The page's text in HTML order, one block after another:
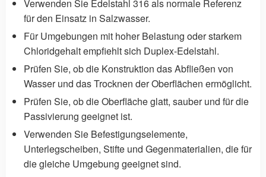
Verwenden Sie Edelstahl 316 als normale Referenz
für den Einsatz in Salzwasser.
Für Umgebungen mit hoher Belastung oder starkem
Chloridgehalt empfiehlt sich Duplex-Edelstahl.
Prüfen Sie, ob die Konstruktion das Abfließen von
Wasser und das Trocknen der Oberflächen ermöglicht.
Prüfen Sie, ob die Oberfläche glatt, sauber und für die
Passivierung geeignet ist.
Verwenden Sie Befestigungselemente,
Unterlegscheiben, Stifte und Gegenmaterialien, die für
die gleiche Umgebung geeignet sind.